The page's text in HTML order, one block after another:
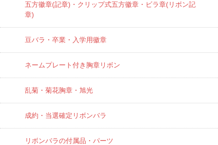
五方徽章(記章)・ クリップ式五方徽章・ビラ章(リボン記
章)
豆バラ・卒業・入学用徽章
ネームプレート付き胸章リボン
乱菊・菊花胸章・旭光
成約・当選確定リボンバラ
リボンバラの付属品・パーツ